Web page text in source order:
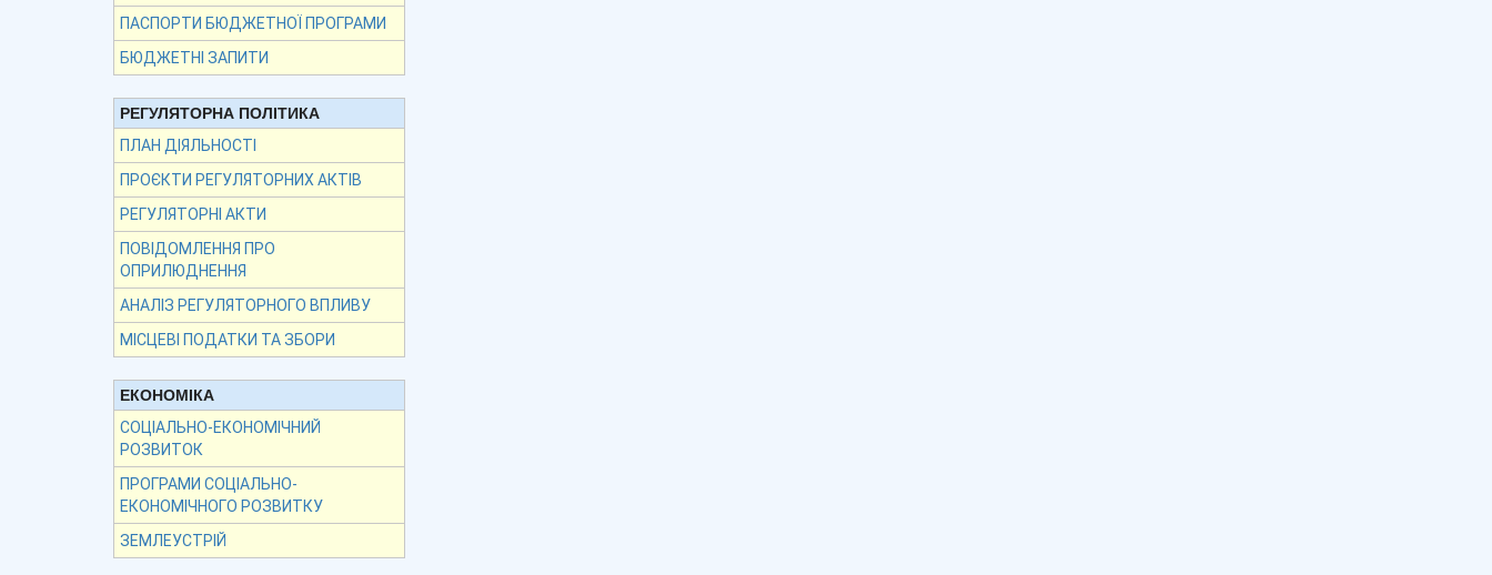
ПАСПОРТИ БЮДЖЕТНОЇ ПРОГРАМИ
БЮДЖЕТНІ ЗАПИТИ
РЕГУЛЯТОРНА ПОЛІТИКА
ПЛАН ДІЯЛЬНОСТІ
ПРОЄКТИ РЕГУЛЯТОРНИХ АКТІВ
РЕГУЛЯТОРНІ АКТИ
ПОВІДОМЛЕННЯ ПРО
ОПРИЛЮДНЕННЯ
АНАЛІЗ РЕГУЛЯТОРНОГО ВПЛИВУ
МІСЦЕВІ ПОДАТКИ ТА ЗБОРИ
ЕКОНОМІКА
СОЦІАЛЬНО-ЕКОНОМІЧНИЙ
РОЗВИТОК
ПРОГРАМИ СОЦІАЛЬНО-
ЕКОНОМІЧНОГО РОЗВИТКУ
ЗЕМЛЕУСТРІЙ